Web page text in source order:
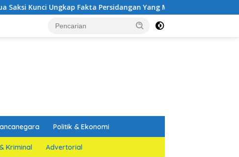
Persidangan Yang Melemahkan Dakwaan Jaksa Penuntut Umum
Politik & Ekonomi
Kriminal Advertorial